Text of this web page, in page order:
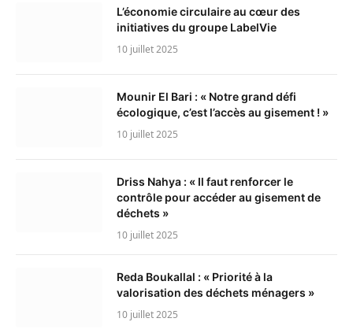
L’économie circulaire au cœur des
initiatives du groupe LabelVie
10 juillet 2025
Mounir El Bari : « Notre grand défi
écologique, c’est l’accès au gisement ! »
10 juillet 2025
Driss Nahya : « Il faut renforcer le
contrôle pour accéder au gisement de
déchets »
10 juillet 2025
Reda Boukallal : « Priorité à la
valorisation des déchets ménagers »
10 juillet 2025